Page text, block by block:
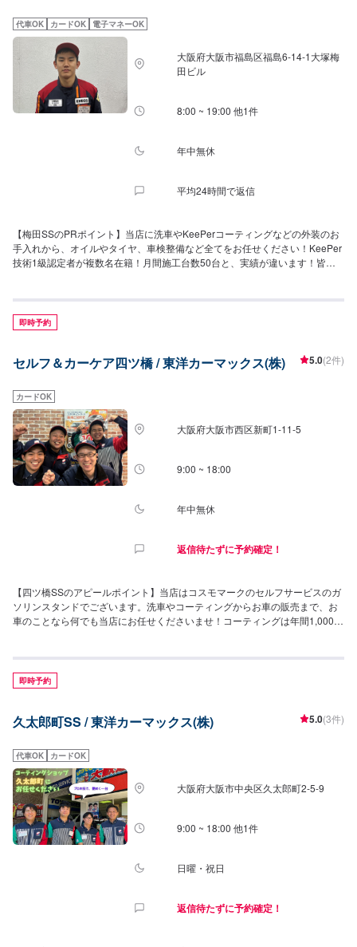
ティング施工もお任せください。【当店までのアクセス】みなと通(国道172
号線)を九条南歩道橋交差点のすぐそばにございます。京セラドーム様近くに
あるSSです。コスモマークの看板が目印です。
代車OK カードOK 電子マネーOK
大阪府大阪市福島区福島6-14-1大塚梅
田ビル
8:00 ~ 19:00 他1件
年中無休
平均24時間で返信
【梅田SSのPRポイント】当店に洗車やKeePerコーティングなどの外装のお
手入れから、オイルやタイヤ、車検整備など全てをお任せください！KeePer
技術1級認定者が複数名在籍！月間施工台数50台と、実績が違います！皆様
7:00~20:00祝：8:00~19:00【サービスルームの詳細】・椅子・トイレ・ゴミ
箱・自販機をご用意しております。【アクセス】当店は海老江梅田線沿いに
ございます。また、JR福島駅から徒歩7分、大塚梅田ビルの1階にございま
即時予約
セルフ＆カーケア四ツ橋 / 東洋カーマックス(株) 5.0(2件)
カードOK
大阪府大阪市西区新町1-11-5
9:00 ~ 18:00
年中無休
返信待たずに予約確定！
【四ツ橋SSのアピールポイント】当店はコスモマークのセルフサービスのガ
ソリンスタンドでございます。洗車やコーティングからお車の販売まで、お
車のことなら何でも当店にお任せくださいませ！コーティングは年間1,000台
ります！【営業時間について】給油営業時間：24時間営業整備受付時間：
9:00～19:00(最終受付:18:00)【待合室の詳細】当店には✅トイレ✅椅子✅自動
販売機のご用意がございます！お気軽にご利用くださいませ！【資格保持
備もお任せください！分解整備認証を取得した設備もございますので、安心
自信がございます！【当店までのアクセス】四ツ橋筋沿い、中央大通り手前
左手にございます。コスモマークの看板が目印です。
即時予約
久太郎町SS / 東洋カーマックス(株) 5.0(3件)
代車OK カードOK
大阪府大阪市中央区久太郎町2-5-9
9:00 ~ 18:00 他1件
日曜・祝日
返信待たずに予約確定！